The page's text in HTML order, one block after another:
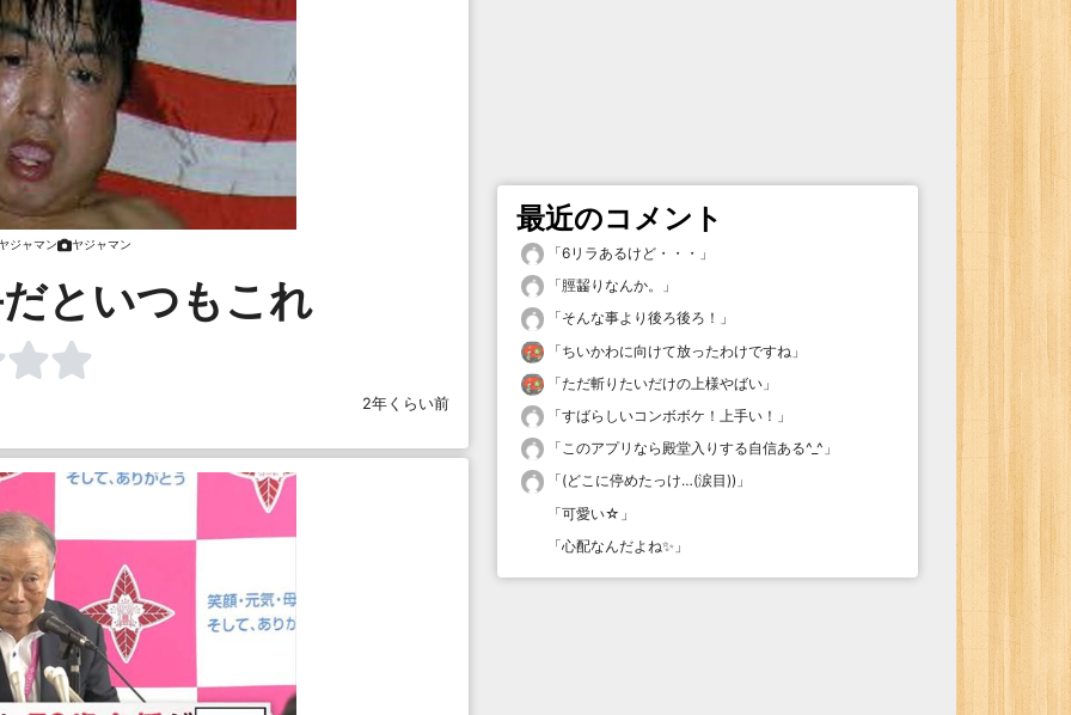
ジャマン ヤジャマン
といつもこれ
2年くらい前
最近のコメント
「6リラあるけど・・・ 」
「脛齧りなんか。
」
「そんな事より後ろ後ろ！ 」
「ちいかわに向けて放ったわけですね 」
「ただ斬りたいだけの上様やばい 」
「すばらしいコンボボケ！上手い！ 」
「このアプリなら殿堂入りする自信ある^_^ 」
「(どこに停めたっけ…(涙目)) 」
「可愛い☆ 」
「心配なんだよね✨ 」